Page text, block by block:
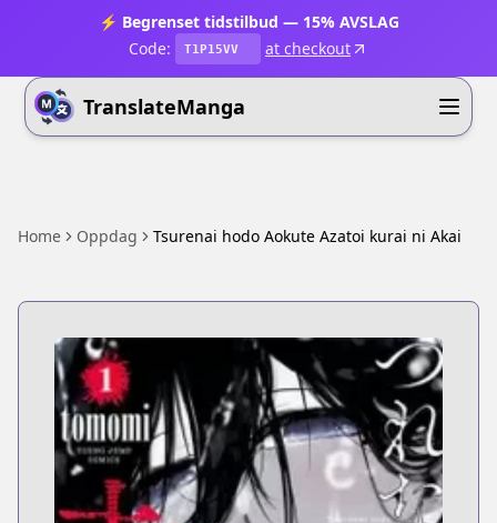
⚡ Begrenset tidstilbud — 15% AVSLAG
Code:
T1P15VV at checkout
TranslateManga
Home Oppdag Tsurenai hodo Aokute Azatoi kurai ni Akai